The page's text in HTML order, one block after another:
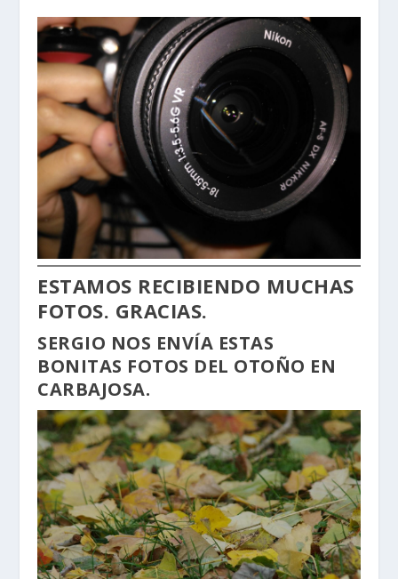
ESTAMOS RECIBIENDO MUCHAS
FOTOS. GRACIAS.
SERGIO NOS ENVÍA ESTAS
BONITAS FOTOS DEL OTOÑO EN
CARBAJOSA.